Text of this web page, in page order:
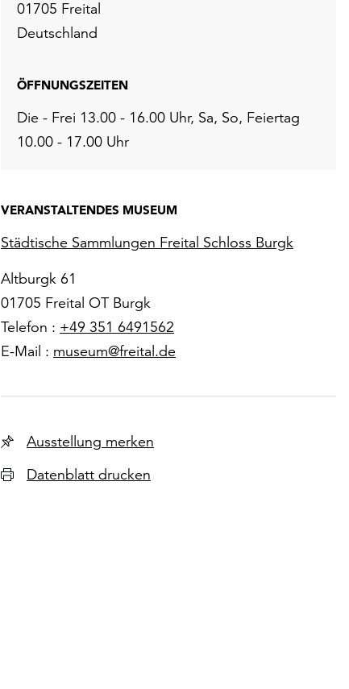
01705 Freital
Deutschland
ÖFFNUNGSZEITEN
Die - Frei 13.00 - 16.00 Uhr, Sa, So, Feiertag
10.00 - 17.00 Uhr
VERANSTALTENDES MUSEUM
Städtische Sammlungen Freital Schloss Burgk
Altburgk 61
01705 Freital OT Burgk
Telefon : +49 351 6491562
E-Mail : museum@freital.de
Ausstellung merken
Datenblatt drucken